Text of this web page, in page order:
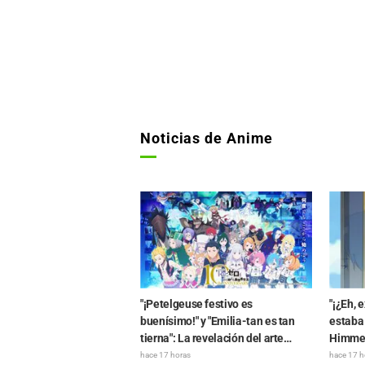
Noticias de Anime
"¡Petelgeuse festivo es
buenísimo!" y "Emilia-tan es tan
tierna": La revelación del arte
visual del evento del 10.º
hace 17 horas
"¡¿Eh,
estaba
hace 17